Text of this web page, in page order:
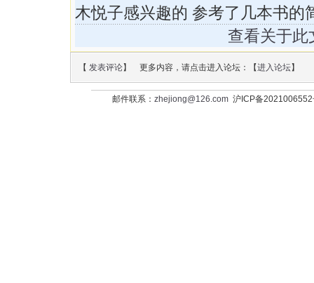
木悦子感兴趣的 参考了几本书的
查看关于此
【 发表评论】 更多内容，请点击进入论坛：【进入论坛】
邮件联系： zhejiong@126.com沪ICP备